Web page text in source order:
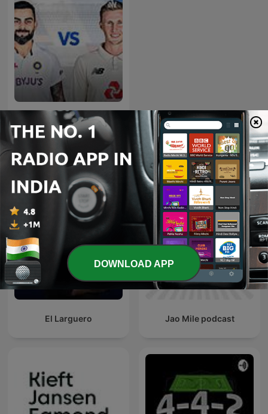
THE CRICKET
International Sports podcasts
El Larguero Jao Mile podcast
DOWNLOAD APP